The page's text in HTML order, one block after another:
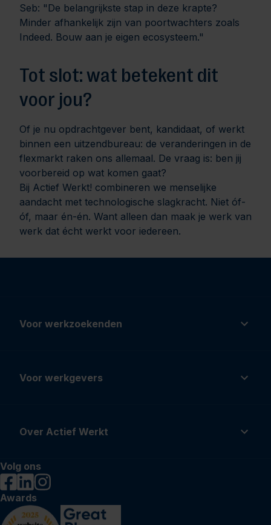
Seb: "De belangrijkste stap in deze krapte?
Minder afhankelijk zijn van poortwachters zoals
Indeed. Bouw aan je eigen ecosysteem."
Tot slot: wat betekent dit
voor jou?
Of je nu opdrachtgever bent, kandidaat, of werkt
binnen een uitzendbureau: de veranderingen in de
flexmarkt raken ons allemaal. De vraag is: ben jij
voorbereid op wat komen gaat?
Bij Actief Werkt! combineren we menselijke
aandacht met technologische slagkracht. Niet óf-
óf, maar én-én. Want alleen dan maak je werk van
werk dat écht werkt voor iedereen.
Voor werkzoekenden
Voor werkgevers
Over Actief Werkt
Volg ons
Awards